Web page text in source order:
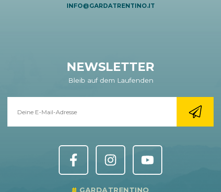
INFO@GARDATRENTINO.IT
NEWSLETTER
Bleib auf dem Laufenden
GARDATRENTINO